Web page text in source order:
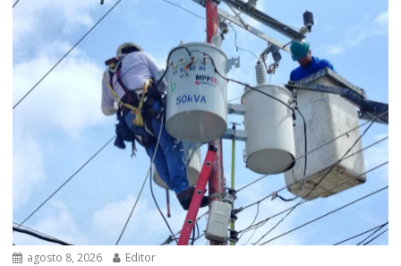
agosto 8, 2026 Editor